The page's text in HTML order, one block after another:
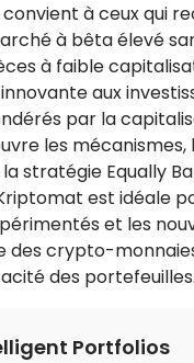
à ceux qui
à bêta élevé
à faible
aux
par la
les mécanismes,
stratégie Equally
est idéale
et les
des crypto-
des portefeuilles.
Portfolios